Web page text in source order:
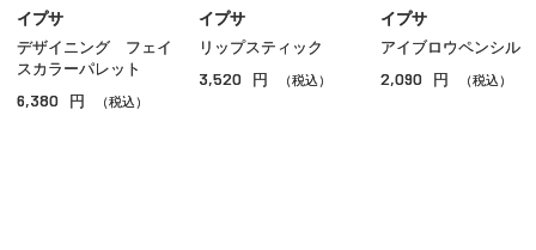
グロス
チーク
シェーディング・ハイライト
イプサ
デザイニング フェイ
スカラーパレット
6,380 円 （税込）
イプサ
リップスティック
3,520 円 （税込）
イプサ
アイブロウペンシル
2,090 円 （税込）